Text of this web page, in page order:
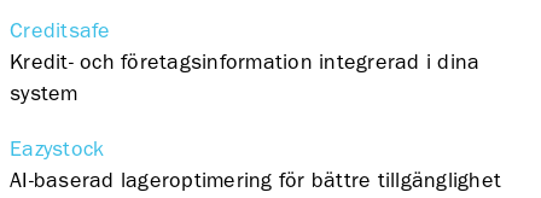
Creditsafe
Kredit- och företagsinformation integrerad i dina
system
Eazystock
AI-baserad lageroptimering för bättre tillgänglighet